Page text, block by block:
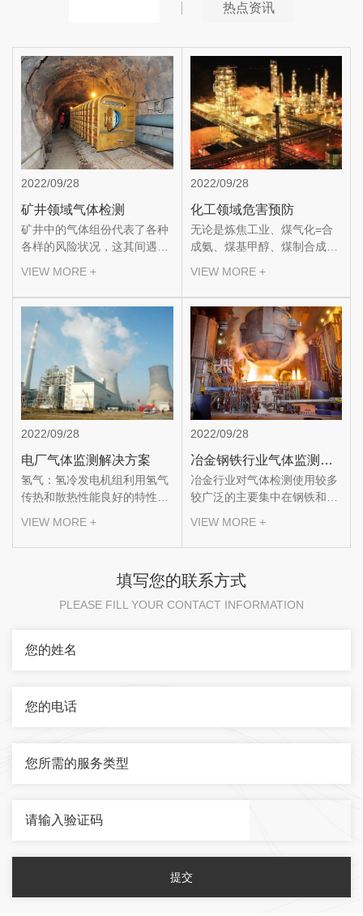
热点资讯
2022/09/28
矿井领域气体检测
矿井中的气体组份代表了各种
各样的风险状况，这其间遇到
硫等等，还包含氧气缺乏的状
况。在有些状况下，甲烷也能
够达到发作爆破的浓度。因为
甲烷没有任何的警报特性，在
工人认识到风险发作时，甲烷
就能够积累到了当即爆破的浓
度。任何的火源的出现，比方
工人的矿灯都会引起爆破事
端。
VIEW MORE +
2022/09/28
化工领域危害预防
无论是炼焦工业、煤气化=合
成氨、煤基甲醇、煤制合成
二氧化硫、硫化氢、一氧化
碳、氯气、氨气等气体传感器
需求量非常大，初步计算，平
均每万吨焦炭产生需用可燃气
体100台(套)，以2016年焦炭
4.4亿吨的年产量计算，需用
可燃气体检测仪器44万台，以
平均每台2000元计算市场...
VIEW MORE +
2022/09/28
电厂气体监测解决方案
氢气：氢冷发电机组利用氢气
传热和散热性能良好的特性，
泄露进行检测。氨气：锅炉补
给水PH值，加入联氨等化学除
氧剂进行化学除氧，从而防止
使用氨气作为脱硝还原剂。在
VIEW MORE +
2022/09/28
冶金钢铁行业气体监测系统解决方案
冶金行业对气体检测使用较多
较广泛的主要集中在钢铁和铝
应用的是一氧化碳、二氧化
传感器，主要是监测燃料燃烧
状况，提高燃料利用率，节能
VIEW MORE +
填写您的联系方式
PLEASE FILL YOUR CONTACT INFORMATION
提交